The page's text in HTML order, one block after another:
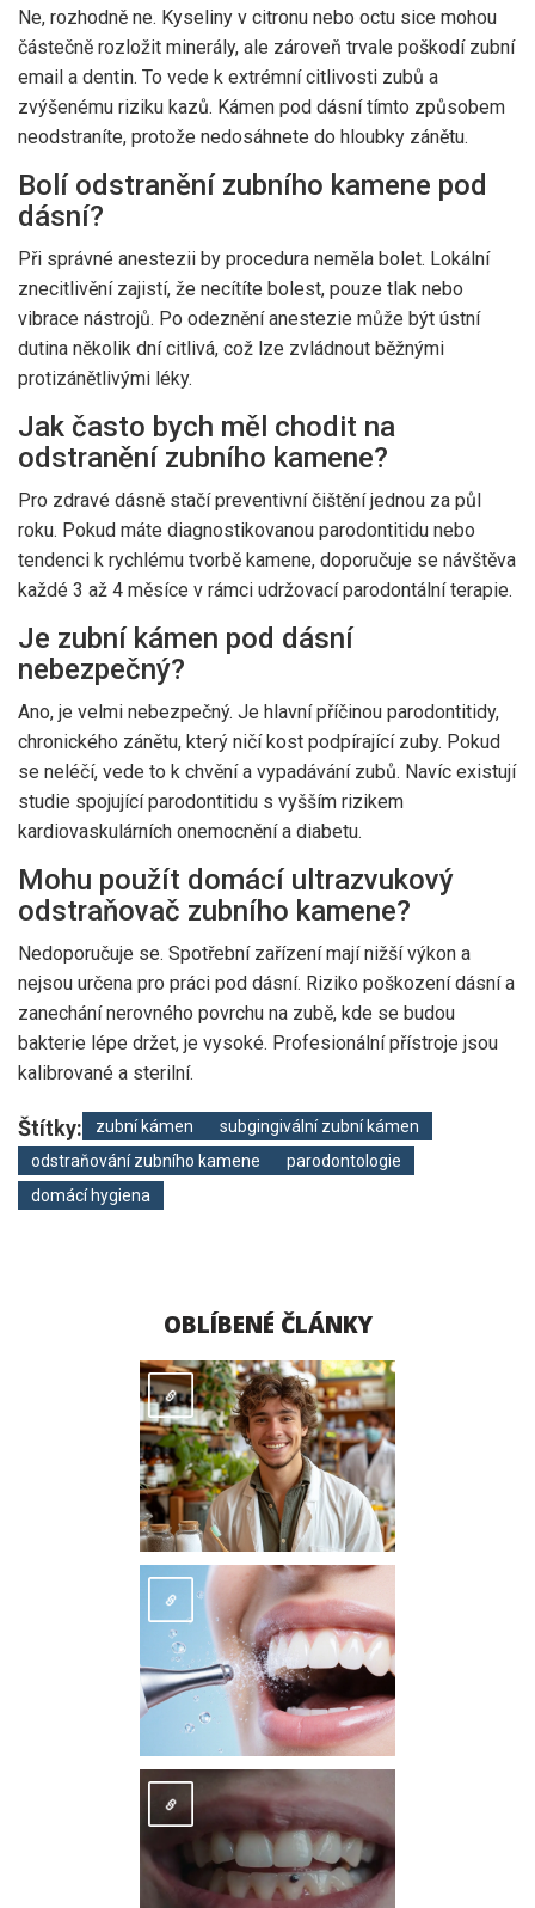
Ne, rozhodně ne. Kyseliny v citronu nebo octu sice mohou
částečně rozložit minerály, ale zároveň trvale poškodí zubní
email a dentin. To vede k extrémní citlivosti zubů a
zvýšenému riziku kazů. Kámen pod dásní tímto způsobem
neodstraníte, protože nedosáhnete do hloubky zánětu.
Bolí odstranění zubního kamene pod
dásní?
Při správné anestezii by procedura neměla bolet. Lokální
znecitlivění zajistí, že necítíte bolest, pouze tlak nebo
vibrace nástrojů. Po odeznění anestezie může být ústní
dutina několik dní citlivá, což lze zvládnout běžnými
protizánětlivými léky.
Jak často bych měl chodit na
odstranění zubního kamene?
Pro zdravé dásně stačí preventivní čištění jednou za půl
roku. Pokud máte diagnostikovanou parodontitidu nebo
tendenci k rychlému tvorbě kamene, doporučuje se návštěva
každé 3 až 4 měsíce v rámci udržovací parodontální terapie.
Je zubní kámen pod dásní
nebezpečný?
Ano, je velmi nebezpečný. Je hlavní příčinou parodontitidy,
chronického zánětu, který ničí kost podpírající zuby. Pokud
se neléčí, vede to k chvění a vypadávání zubů. Navíc existují
studie spojující parodontitidu s vyšším rizikem
kardiovaskulárních onemocnění a diabetu.
Mohu použít domácí ultrazvukový
odstraňovač zubního kamene?
Nedoporučuje se. Spotřební zařízení mají nižší výkon a
nejsou určena pro práci pod dásní. Riziko poškození dásní a
zanechání nerovného povrchu na zubě, kde se budou
bakterie lépe držet, je vysoké. Profesionální přístroje jsou
kalibrované a sterilní.
Štítky: zubní kámen
subgingivální zubní kámen
odstraňování zubního kamene
parodontologie
domácí hygiena
OBLÍBENÉ ČLÁNKY